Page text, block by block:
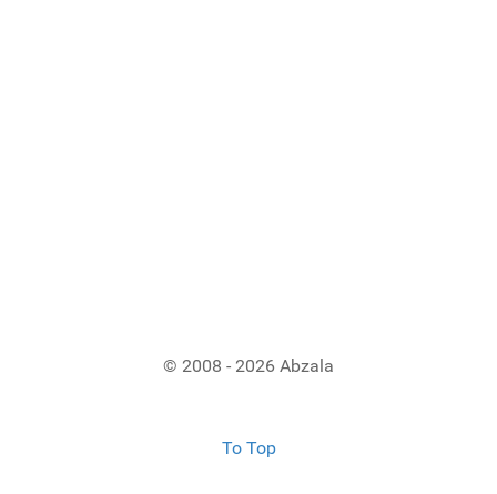
© 2008 - 2026 Abzala
To Top